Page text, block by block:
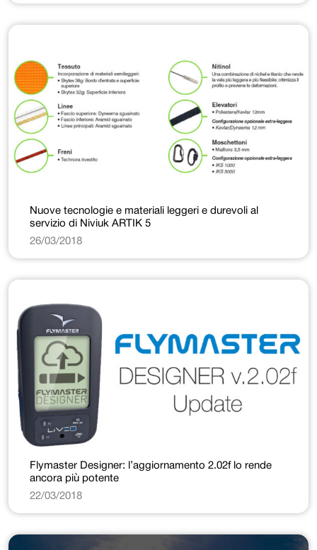
Nuove tecnologie e materiali leggeri e durevoli al
servizio di Niviuk ARTIK 5
26/03/2018
Flymaster Designer: l’aggiornamento 2.02f lo rende
ancora più potente
22/03/2018